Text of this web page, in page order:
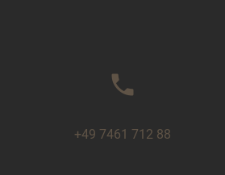
phone
+49 7461 712 88